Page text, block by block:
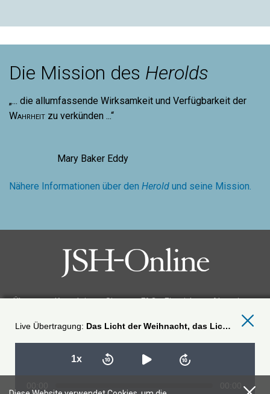
Die Mission des Herolds
„... die allumfassende Wirksamkeit und Verfügbarkeit der
Wahrheit zu verkünden ...“
Mary Baker Eddy
Nähere Informationen über den Herold und seine Mission.
Über uns Kontaktieren Sie uns FAQ Einreichen
Abonnieren
Genehmigungen
Stellenangebote
JSH-Online folgen
Das Licht der Weihnacht, das Licht des Christus
1x